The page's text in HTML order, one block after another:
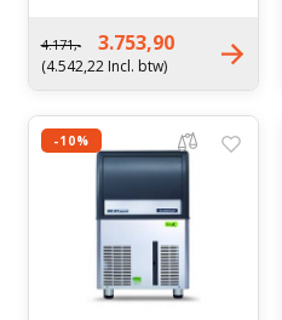
Soort koeling:
Luchtgekoeld
Gewicht: 65 kg
4.171,- 3.753,90
(4.542,22 Incl. btw)
-10%